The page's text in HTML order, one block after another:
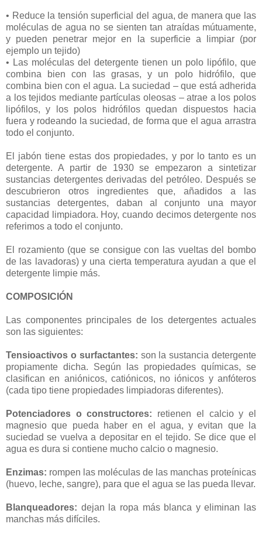
• Reduce la tensión superficial del agua, de manera que las
moléculas de agua no se sienten tan atraídas mútuamente,
y pueden penetrar mejor en la superficie a limpiar (por
ejemplo un tejido)
• Las moléculas del detergente tienen un polo lipófilo, que
combina bien con las grasas, y un polo hidrófilo, que
combina bien con el agua. La suciedad – que está adherida
a los tejidos mediante partículas oleosas – atrae a los polos
lipófilos, y los polos hidrófilos quedan dispuestos hacia
fuera y rodeando la suciedad, de forma que el agua arrastra
todo el conjunto.
El jabón tiene estas dos propiedades, y por lo tanto es un
detergente. A partir de 1930 se empezaron a sintetizar
sustancias detergentes derivadas del petróleo. Después se
descubrieron otros ingredientes que, añadidos a las
sustancias detergentes, daban al conjunto una mayor
capacidad limpiadora. Hoy, cuando decimos detergente nos
referimos a todo el conjunto.
El rozamiento (que se consigue con las vueltas del bombo
de las lavadoras) y una cierta temperatura ayudan a que el
detergente limpie más.
COMPOSICIÓN
Las componentes principales de los detergentes actuales
son las siguientes:
Tensioactivos o surfactantes: son la sustancia detergente
propiamente dicha. Según las propiedades químicas, se
clasifican en aniónicos, catiónicos, no iónicos y anfóteros
(cada tipo tiene propiedades limpiadoras diferentes).
Potenciadores o constructores: retienen el calcio y el
magnesio que pueda haber en el agua, y evitan que la
suciedad se vuelva a depositar en el tejido. Se dice que el
agua es dura si contiene mucho calcio o magnesio.
Enzimas: rompen las moléculas de las manchas proteínicas
(huevo, leche, sangre), para que el agua se las pueda llevar.
Blanqueadores: dejan la ropa más blanca y eliminan las
manchas más difíciles.